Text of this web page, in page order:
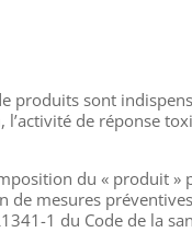
produits sont
de réponse
du « produit »
de mesures
1 du Code de la